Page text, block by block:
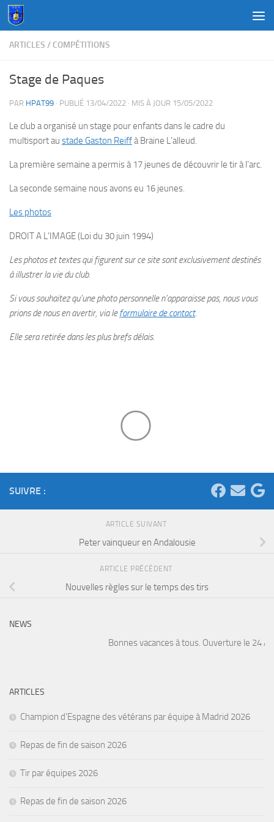
Au dessous du contenu
ARTICLES / COMPÉTITIONS
Stage de Paques
PAR HPAT99 · PUBLIÉ 13/04/2022 · MIS À JOUR 15/05/2022
Le club a organisé un stage pour enfants dans le cadre du
multisport au stade Gaston Reiffà Braine L’alleud.
La première semaine a permis à 17 jeunes de découvrir le tir à l’arc.
La seconde semaine nous avons eu 16 jeunes.
Les photos
DROIT A L’IMAGE (Loi du 30 juin 1994)
Les photos et textes qui figurent sur ce site sont exclusivement destinés
à illustrer la vie du club.
Si vous souhaitez qu’une photo personnelle n’apparaisse pas, nous vous
prions de nous en avertir, via leformulaire de contact.
Elle sera retirée dans les plus brefs délais.
SUIVRE :
ARTICLE SUIVANT
Peter vainqueur en Andalousie
ARTICLE PRÉCÉDENT
Nouvelles règles sur le temps des tirs
NEWS
Bonnes vacances à tous. Ouverture le 24
ARTICLES
Champion d’Espagne des vétérans par équipe à Madrid 2026
Repas de fin de saison 2026
Tir par équipes 2026
Repas de fin de saison 2026